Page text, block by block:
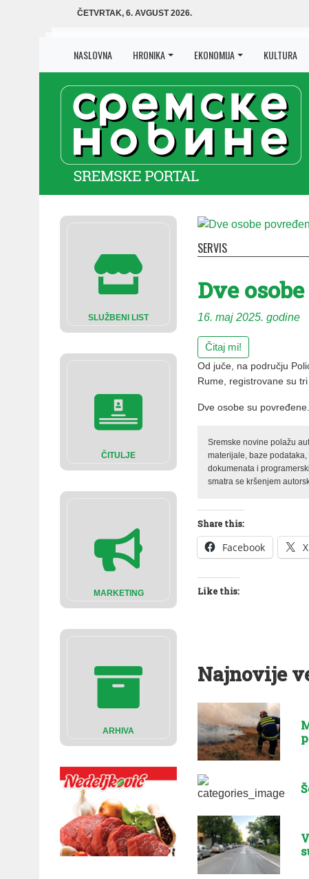
ČETVRTAK, 6. AVGUST 2026.
NASLOVNA HRONIKA EKONOMIJA KULTURA
SLUŽBENI LIST
ČITULJE
MARKETING
ARHIVA
SERVIS
Dve
16. maj 2025. godine
Čitaj mi!
Od juče, na području
Rume, registrovane su
Dve osobe su povređene.
Sremske novine polažu
materijale, baze
dokumenata i
smatra se kršenjem
Share this:
Facebook X
Like this:
Najnovije